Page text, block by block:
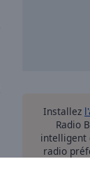
Installez
Radio
intelligent
radio